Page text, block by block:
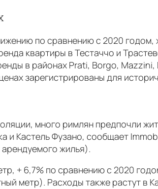
по сравнению с 2020 годом,
квартиры в Тестаччо и
в районах Prati, Borgo,
зарегистрированы для
много римлян предпочли
Кастель Фузано, сообщает
жилья).
+ 6,7% по сравнению с 2020
метр). Расходы также растут в